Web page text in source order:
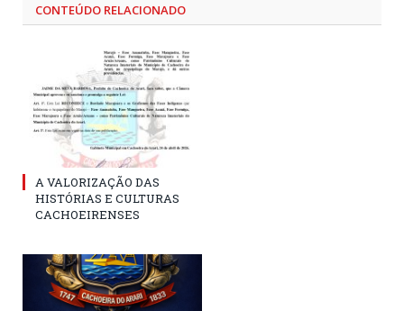
CONTEÚDO RELACIONADO
A VALORIZAÇÃO DAS
HISTÓRIAS E CULTURAS
CACHOEIRENSES